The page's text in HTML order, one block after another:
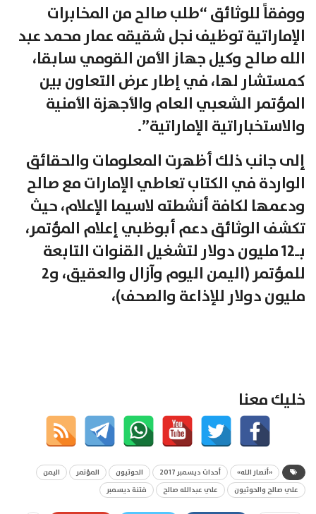
ووفقاً للوثائق “طلب صالح من المخابرات
الإماراتية توظيف نجل شقيقه عمار محمد عبد
الله صالح وكيل جهاز الأمن القومي سابقا،
كمستشار لها، في إطار عرض التعاون بين
المؤتمر الشعبي العام والأجهزة الأمنية
والاستخباراتية الإماراتية”.
إلى جانب ذلك أظهرت المعلومات والحقائق
الواردة في الكتاب تعاطي الإمارات مع صالح
ودعمها لكافة أنشطته لاسيما الإعلام، حيث
تكشف الوثائق دعم أبوظبي إعلام المؤتمر،
بـ12 مليون دولار لتشغيل القنوات التابعة
للمؤتمر (اليمن اليوم وآزال والعقيق، و2
مليون دولار للإذاعة والصحف)،
خليك معنا
«أنصار الله» أحداث ديسمبر 2017 الحوثيون المؤتمر
اليمن
علي صالح والحوثيون
علي عبدالله صالح فتنة ديسمبر